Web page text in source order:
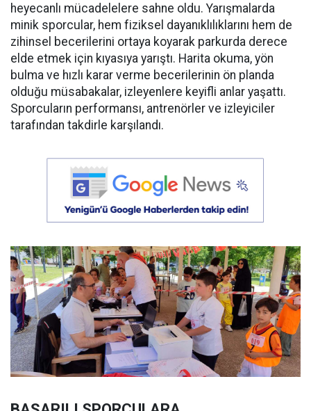
heyecanlı mücadelelere sahne oldu. Yarışmalarda
minik sporcular, hem fiziksel dayanıklılıklarını hem de
zihinsel becerilerini ortaya koyarak parkurda derece
elde etmek için kıyasıya yarıştı. Harita okuma, yön
bulma ve hızlı karar verme becerilerinin ön planda
olduğu müsabakalar, izleyenlere keyifli anlar yaşattı.
Sporcuların performansı, antrenörler ve izleyiciler
tarafından takdirle karşılandı.